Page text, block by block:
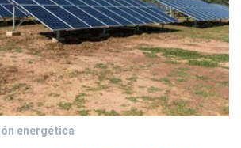
energética